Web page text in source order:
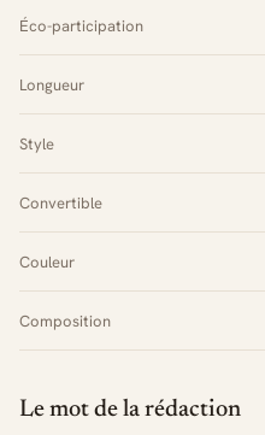
Éco-participation
Longueur
Style
Convertible
Couleur
Composition
Le mot de la rédaction